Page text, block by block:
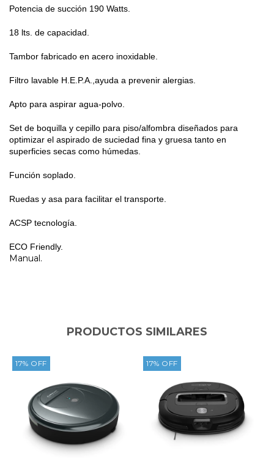
Potencia de succión 190 Watts.
18 lts. de capacidad.
Tambor fabricado en acero inoxidable.
Filtro lavable H.E.P.A.,ayuda a prevenir alergias.
Apto para aspirar agua-polvo.
Set de boquilla y cepillo para piso/alfombra diseñados para
optimizar el aspirado de suciedad fina y gruesa tanto en
superficies secas como húmedas.
Función soplado.
Ruedas y asa para facilitar el transporte.
ACSP tecnología.
ECO Friendly.
Manual.
PRODUCTOS SIMILARES
17% OFF 17% OFF